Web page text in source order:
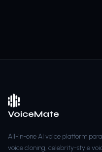
VoiceMate
All-in-one AI voice platform
voice cloning, celebrity-style